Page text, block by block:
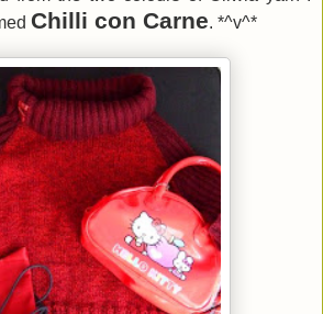
Chilli con Carne. *^v^*